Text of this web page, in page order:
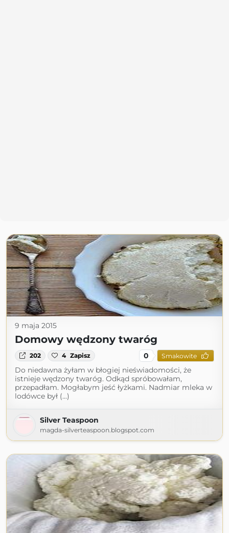
9 maja 2015
Domowy wędzony twaróg
202 4 Zapisz 0 Smakowite
Do niedawna żyłam w błogiej nieświadomości, że
istnieje wędzony twaróg. Odkąd spróbowałam,
przepadłam. Mogłabym jeść łyżkami. Nadmiar mleka w
lodówce był (...)
Silver Teaspoon
magda-silverteaspoon.blogspot.com